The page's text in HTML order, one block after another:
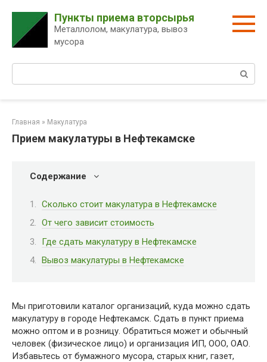
контенту
Пункты приема вторсырья
Металлолом, макулатура, вывоз
мусора
Главная » Макулатура
Прием макулатуры в Нефтекамске
Содержание
Сколько стоит макулатура в Нефтекамске
От чего зависит стоимость
Где сдать макулатуру в Нефтекамске
Вывоз макулатуры в Нефтекамске
Мы приготовили каталог организаций, куда можно сдать
макулатуру в городе Нефтекамск. Сдать в пункт приема
можно оптом и в розницу. Обратиться может и обычный
человек (физическое лицо) и организация ИП, ООО, ОАО.
Избавьтесь от бумажного мусора, старых книг, газет,